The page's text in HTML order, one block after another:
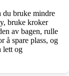
du bruke mindre
bruke kroker
av bagen, rulle
å spare plass, og
lett og